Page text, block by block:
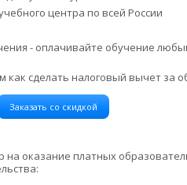
центра по всей России
- оплачивайте обучение
как сделать налоговый вычет за
Заказать со скидкой
оказание платных